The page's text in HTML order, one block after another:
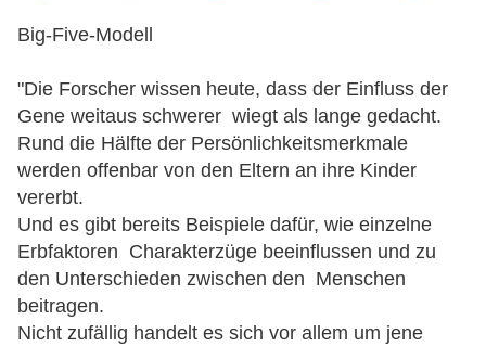
Big-Five-Modell
"Die Forscher wissen heute, dass der Einfluss der
Gene weitaus schwerer wiegt als lange gedacht.
Rund die Hälfte der Persönlichkeitsmerkmale
werden offenbar von den Eltern an ihre Kinder
vererbt.
Und es gibt bereits Beispiele dafür, wie einzelne
Erbfaktoren Charakterzüge beeinflussen und zu
den Unterschieden zwischen den Menschen
beitragen.
Nicht zufällig handelt es sich vor allem um jene